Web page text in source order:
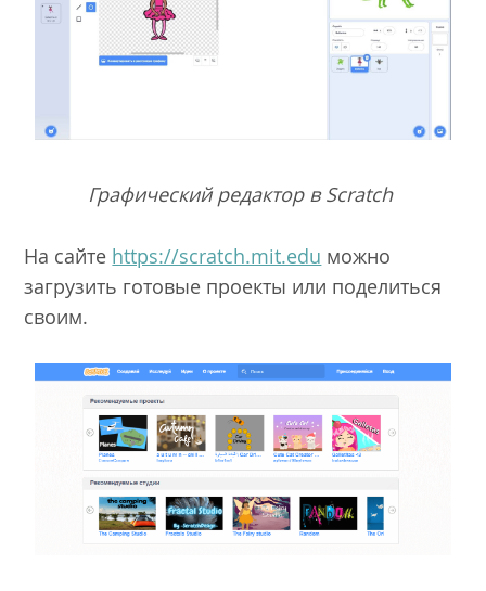
Графический редактор в Scratch
На сайте https://scratch.mit.edu можно
загрузить готовые проекты или поделиться
своим.